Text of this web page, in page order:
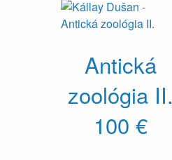
Antická
zoológia II.
100 €